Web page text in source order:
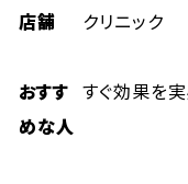
店舗 クリニック
おすす
めな人
すぐ効果を